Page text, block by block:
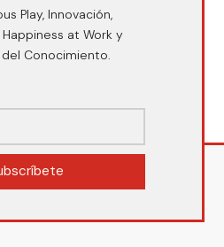
Play, Innovación,
at Work y
Conocimiento.